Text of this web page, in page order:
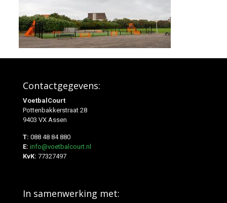
Contactgegevens:
VoetbalCourt
Pottenbakkerstraat 28
9403 VX Assen
T: 088 48 84 880
E: info@voetbalcourt.nl
KvK: 77327497
In samenwerking met: